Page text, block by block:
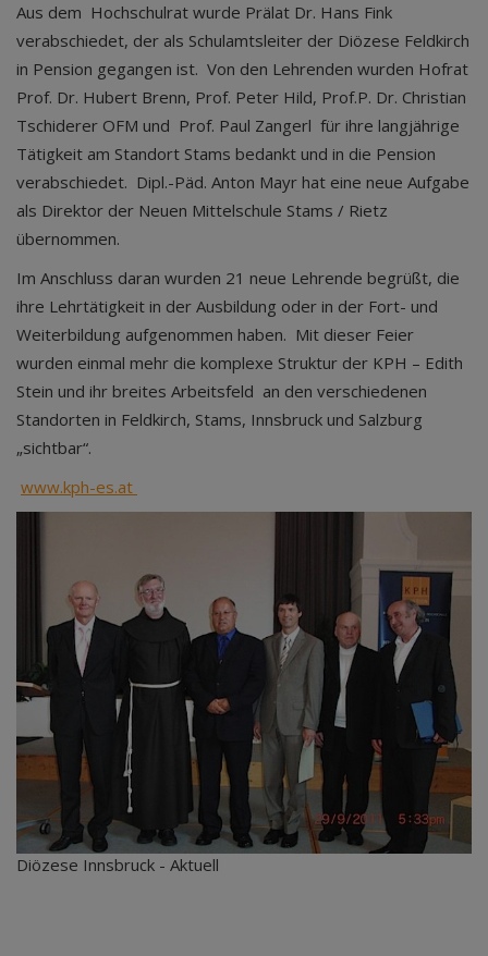
Aus dem Hochschulrat wurde Prälat Dr. Hans Fink
verabschiedet, der als Schulamtsleiter der Diözese Feldkirch
in Pension gegangen ist. Von den Lehrenden wurden Hofrat
Prof. Dr. Hubert Brenn, Prof. Peter Hild, Prof.P. Dr. Christian
Tschiderer OFM und Prof. Paul Zangerl für ihre langjährige
Tätigkeit am Standort Stams bedankt und in die Pension
verabschiedet. Dipl.-Päd. Anton Mayr hat eine neue Aufgabe
als Direktor der Neuen Mittelschule Stams / Rietz
übernommen.
Im Anschluss daran wurden 21 neue Lehrende begrüßt, die
ihre Lehrtätigkeit in der Ausbildung oder in der Fort- und
Weiterbildung aufgenommen haben. Mit dieser Feier
wurden einmal mehr die komplexe Struktur der KPH – Edith
Stein und ihr breites Arbeitsfeld an den verschiedenen
Standorten in Feldkirch, Stams, Innsbruck und Salzburg
„sichtbar“.
www.kph-es.at
Diözese Innsbruck - Aktuell